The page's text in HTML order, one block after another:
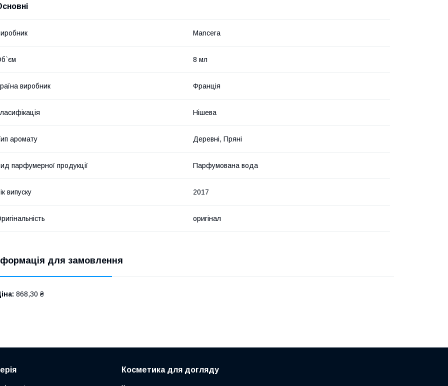
Mancera
8 мл
виробник Франція
Нішева
аромату Деревні, Пряні
парфумерної продукції Парфумована вода
випуску 2017
оригінал
для замовлення
868,30 ₴
Косметика для догляду